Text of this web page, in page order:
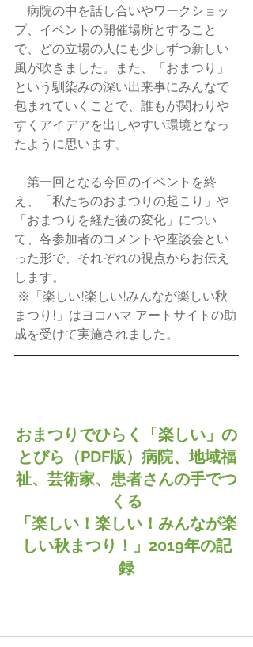
病院の中を話し合いやワークショッ
プ、イベントの開催場所とすること
で、どの立場の人にも少しずつ新しい
風が吹きました。また、「おまつり」
という馴染みの深い出来事にみんなで
包まれていくことで、誰もが関わりや
すくアイデアを出しやすい環境となっ
たように思います。
第一回となる今回のイベントを終
え、「私たちのおまつりの起こり」や
「おまつりを経た後の変化」につい
て、各参加者のコメントや座談会とい
った形で、それぞれの視点からお伝え
します。
※「楽しい!楽しい!みんなが楽しい秋
まつり!」はヨコハマ アートサイトの助
成を受けて実施されました。
おまつりでひらく「楽しい」の
とびら（PDF版）病院、地域福
祉、芸術家、患者さんの手でつ
くる
「楽しい！楽しい！みんなが楽
しい秋まつり！」2019年の記
録